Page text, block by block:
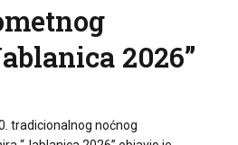
2026”
tradicionalnog noćnog